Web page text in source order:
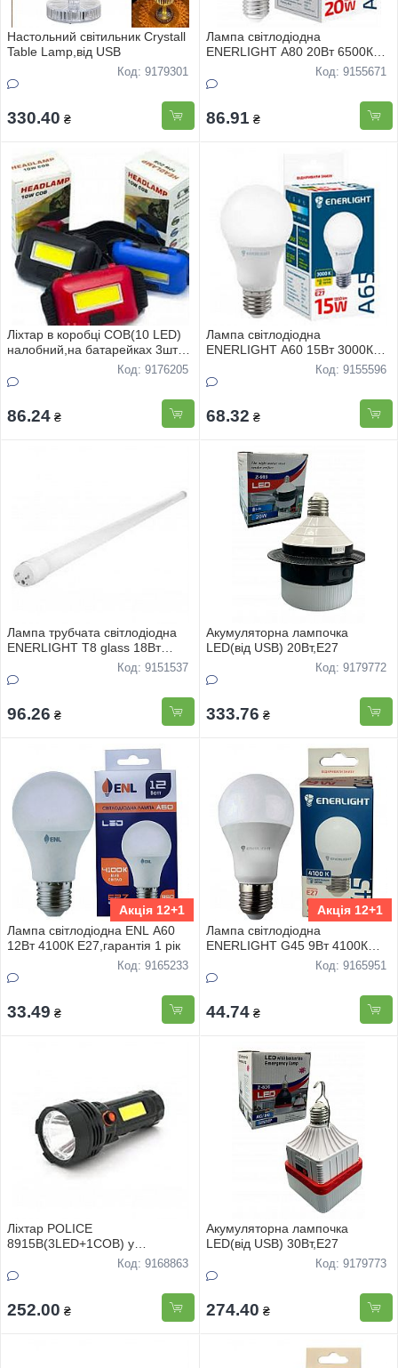
Настольний свiтильник Crystall
Table Lamp,вiд USB
Код: 9179301
330.40 ₴
Лампа свiтлодiодна
ENERLIGHT A80 20Вт 6500К
Е27 , гарантiя 2 рокиКод: 9155671
86.91 ₴
Лiхтар в коробцi COB(10 LED)
налобний,на батарейках 3шт
Код: 9176205
86.24 ₴
Лампа свiтлодiодна
ENERLIGHT A60 15Вт 3000К
Код: 9155596
68.32 ₴
Лампа трубчата свiтлодiодна
ENERLIGHT T8 glass 18Вт
6500К G13,2 роки гарантiї
Код: 9151537
96.26 ₴
Акумуляторна лампочка
LED(вiд USB) 20Вт,Е27
Код: 9179772
333.76 ₴
Акція 12+1
Лампа свiтлодiодна ENL A60
12Вт 4100К Е27,гарантiя 1 рiк
Код: 9165233
33.49 ₴
Акція 12+1
Лампа свiтлодiодна
ENERLIGHT G45 9Вт 4100К
Е27, гарантiя 2 рокиКод: 9165951
44.74 ₴
Лiхтар POLICE
8915В(3LED+1COB) у
Код: 9168863
252.00 ₴
Акумуляторна лампочка
LED(вiд USB) 30Вт,Е27
Код: 9179773
274.40 ₴